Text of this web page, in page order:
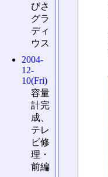
びさ
グラ
ディ
ウス
2004-
12-
10(Fri)
容量
計完
成、
テレ
ビ修
理・
前編